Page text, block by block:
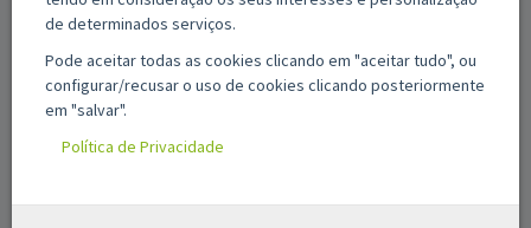
de determinados serviços.
Pode aceitar todas as cookies clicando em "aceitar tudo", ou
configurar/recusar o uso de cookies clicando posteriormente
em "salvar".
Política de Privacidade